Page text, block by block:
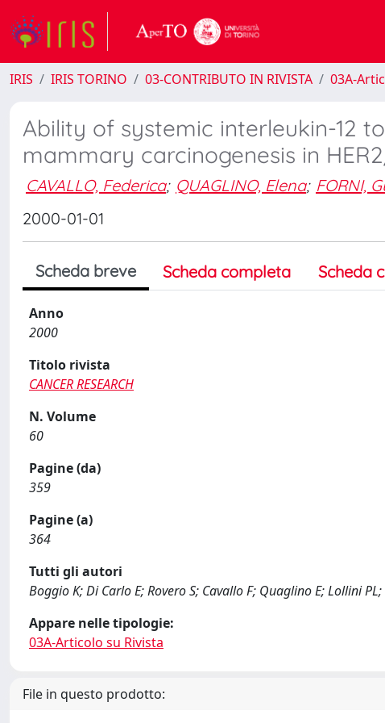
IRIS IRIS TORINO 03-CONTRIBUTO IN RIVISTA 03A-
Ability of systemic interleukin-12
mammary carcinogenesis in
CAVALLO, Federica; QUAGLINO, Elena; FORNI,
2000-01-01
Scheda breve Scheda completa Scheda
Anno
2000
Titolo rivista
CANCER RESEARCH
N. Volume
60
Pagine (da)
359
Pagine (a)
364
Tutti gli autori
Boggio K; Di Carlo E; Rovero S; Cavallo F; Quaglino E; Lollini
Appare nelle tipologie:
03A-Articolo su Rivista
File in questo prodotto: